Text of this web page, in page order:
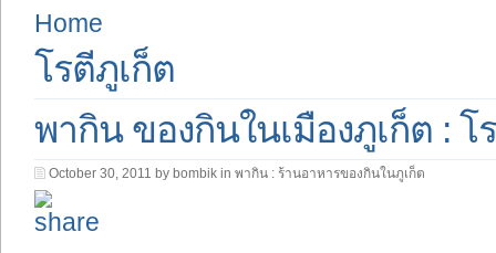
Home
โรตีภูเก็ต
พากิน ของกินในเมืองภูเก็ต :
October 30, 2011 by bombik in พากิน : ร้านอาหารของกินในภูเก็ต